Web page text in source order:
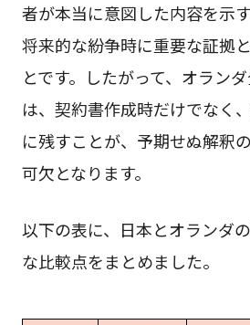
者が本当に意図した内容を示
将来的な紛争時に重要な証拠
とです。したがって、オラン
は、契約書作成時だけでなく
に残すことが、予期せぬ解釈
可欠となります。
以下の表に、日本とオランダ
な比較点をまとめました。